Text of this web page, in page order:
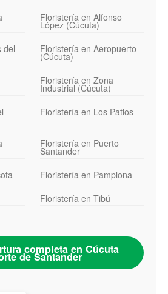
Floristería en Alfonso
López (Cúcuta)
del
Floristería en Aeropuerto
(Cúcuta)
Floristería en Zona
Industrial (Cúcuta)
Floristería en Los Patios
Floristería en Puerto
Santander
Floristería en Pamplona
Floristería en Tibú
completa en Cúcuta
de Santander